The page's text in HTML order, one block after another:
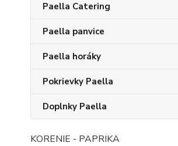
Paella Catering
Paella panvice
Paella horáky
Pokrievky Paella
Doplnky Paella
KORENIE - PAPRIKA